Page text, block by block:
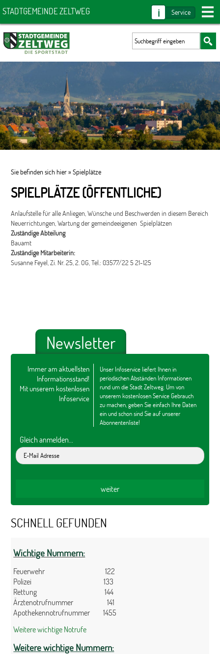
STADTGEMEINDE ZELTWEG i Service
Sie befinden sich hier »Spielplätze
SPIELPLÄTZE (ÖFFENTLICHE)
Anlaufstelle für alle Anliegen, Wünsche und Beschwerden in diesem Bereich
Neuerrichtungen, Wartung der gemeindeeigenen Spielplätzen
Zuständige Abteilung
Bauamt
Zuständige Mitarbeiterin:
Susanne Feyel, Zi. Nr. 25, 2. OG, Tel.: 03577/22 5 21-125
Newsletter
Immer am aktuellsten
Informationsstand!
Mit unserem kostenlosen
Infoservice
Unser Infoservice liefert Ihnen in
periodischen Abständen Informationen
rund um die Stadt Zeltweg. Um von
unserem kostenlosen Service Gebrauch
zu machen, geben Sie einfach Ihre Daten
ein und schon sind Sie auf unserer
Abonnentenliste!
Gleich anmelden...
SCHNELL GEFUNDEN
Wichtige Nummern:
Feuerwehr 122
Polizei 133
Rettung 144
Ärztenotrufnummer 141
Apothekennotrufnummer 1455
Weitere wichtige Notrufe
Weitere wichtige Nummern: